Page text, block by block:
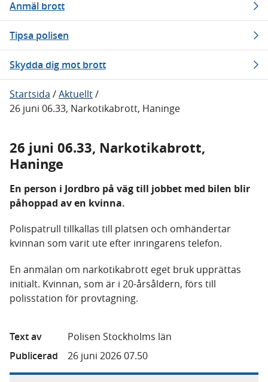
Anmäl brott
Tipsa polisen
Skydda dig mot brott
Startsida /Aktuellt/
26 juni 06.33, Narkotikabrott, Haninge
26 juni 06.33, Narkotikabrott,
Haninge
En person i Jordbro på väg till jobbet med bilen blir
påhoppad av en kvinna.
Polispatrull tillkallas till platsen och omhändertar
kvinnan som varit ute efter inringarens telefon.
En anmälan om narkotikabrott eget bruk upprättas
initialt. Kvinnan, som är i 20-årsåldern, förs till
polisstation för provtagning.
Text av
Polisen Stockholms län
Publicerad
26 juni 2026 07.50